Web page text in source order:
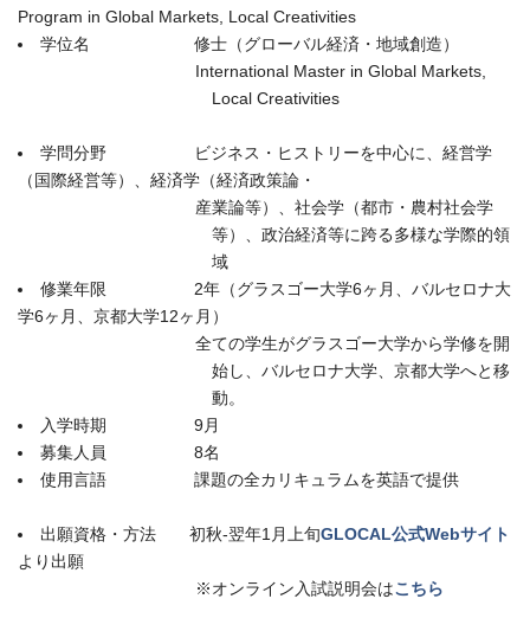
Program in Global Markets, Local Creativities
学位名 修士（グローバル経済・地域創造）
International Master in Global Markets,
Local Creativities
学問分野 ビジネス・ヒストリーを中心に、経営学
（国際経営等）、経済学（経済政策論・
産業論等）、社会学（都市・農村社会学
等）、政治経済等に跨る多様な学際的領
域
修業年限 2年（グラスゴー大学6ヶ月、バルセロナ大
学6ヶ月、京都大学12ヶ月）
全ての学生がグラスゴー大学から学修を開
始し、バルセロナ大学、京都大学へと移
動。
入学時期 9月
募集人員 8名
使用言語 課題の全カリキュラムを英語で提供
出願資格・方法 初秋-翌年1月上旬GLOCAL公式Webサイト
より出願
※オンライン入試説明会はこちら